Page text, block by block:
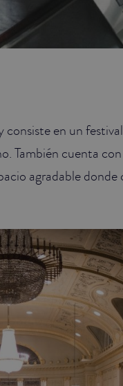
consiste en un
También cuenta con
agradable